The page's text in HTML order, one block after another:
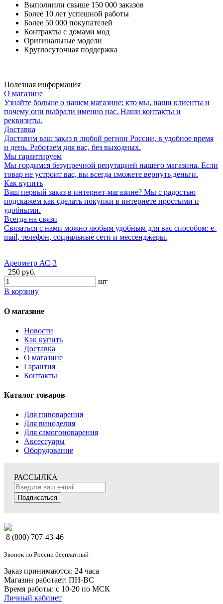
Выполнили свыше 150 000 заказов
Более 10 лет успешной работы
Более 50 000 покупателей
Контракты с домами мод
Оригинальные модели
Круглосуточная поддержка
Полезная информация
О магазине
Узнайте больше о нашем магазине: кто мы, наши клиенты и
почему они выбрали именно нас. Наши контакты и
реквизиты.
Доставка
Доставим ваш заказ в любой регион России, в удобное время
и день. Работаем для вас, без выходных.
Мы гарантируем
Мы гордимся безупречной репутацией нашего магазина. Если
товар не устроит вас, вы всегда сможете вернуть деньги.
Как купить
Ваш первый заказ в интернет-магазине? Мы с радостью
подскажем как сделать покупки в интернете простыми и
удобными.
Всегда на связи
Связаться с нами можно любым удобным для вас способом: e-
mail, телефон, социальные сети и мессенджеры.
Ареометр АС-3
250 руб.
шт
В корзину
О магазине
Новости
Как купить
Доставка
О магазине
Гарантия
Контакты
Каталог товаров
Для пивоварения
Для виноделия
Для самогоноварения
Аксессуары
Оборудование
РАССЫЛКА
Подписаться
8 (800) 707-43-46
Звонок по России бесплатный
Заказ принимаются: 24 часа
Магазин работает: ПН-ВС
Время работы: с 10-20 по МСК
Личный кабинет